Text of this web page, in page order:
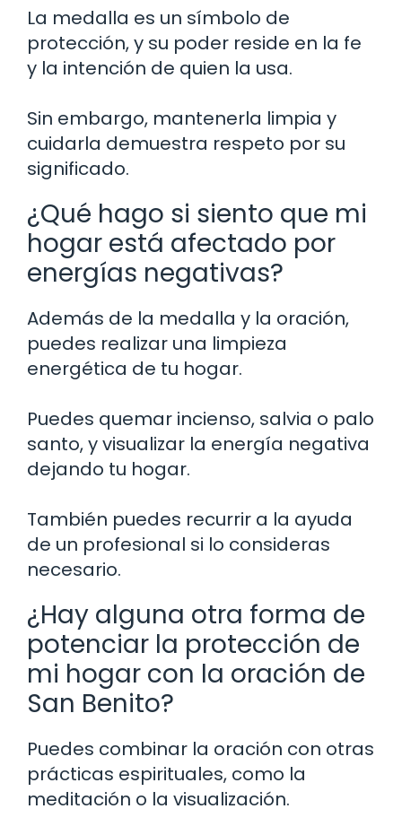
La medalla es un símbolo de
protección, y su poder reside en la fe
y la intención de quien la usa.
Sin embargo, mantenerla limpia y
cuidarla demuestra respeto por su
significado.
¿Qué hago si siento que mi
hogar está afectado por
energías negativas?
Además de la medalla y la oración,
puedes realizar una limpieza
energética de tu hogar.
Puedes quemar incienso, salvia o palo
santo, y visualizar la energía negativa
dejando tu hogar.
También puedes recurrir a la ayuda
de un profesional si lo consideras
necesario.
¿Hay alguna otra forma de
potenciar la protección de
mi hogar con la oración de
San Benito?
Puedes combinar la oración con otras
prácticas espirituales, como la
meditación o la visualización.